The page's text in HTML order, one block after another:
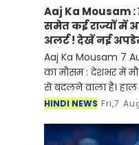
Aaj Ka Mousam :
समेत कई राज्यों में
अलर्ट ! देखें नई
Aaj Ka Mousam 7
का मौसम : देशभर में
से बदलने वाला है। हाल
ने ताजा रिपोर्ट जारी
बदलने से कई जगह
HINDI NEWS Fri,7